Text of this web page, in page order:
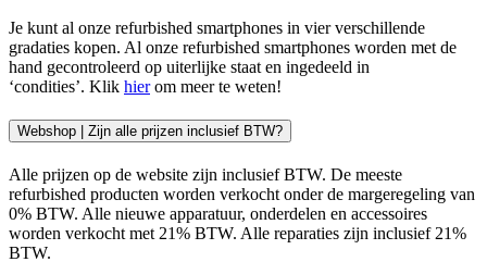
Je kunt al onze refurbished smartphones in vier verschillende
gradaties kopen. Al onze refurbished smartphones worden met de
hand gecontroleerd op uiterlijke staat en ingedeeld in
‘condities’. Klik hierom meer te weten!
Webshop | Zijn alle prijzen inclusief BTW?
Alle prijzen op de website zijn inclusief BTW. De meeste
refurbished producten worden verkocht onder de margeregeling van
0% BTW. Alle nieuwe apparatuur, onderdelen en accessoires
worden verkocht met 21% BTW. Alle reparaties zijn inclusief 21%
BTW.